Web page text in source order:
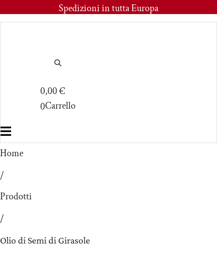
Spedizioni in tutta Europa
0,00€
0Carrello
Home
/
Prodotti
/
Olio di Semi di Girasole